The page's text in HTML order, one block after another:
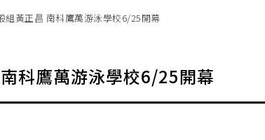
組黃正昌 南科鷹萬游泳學校6/25開幕
科鷹萬游泳學校6/25開幕